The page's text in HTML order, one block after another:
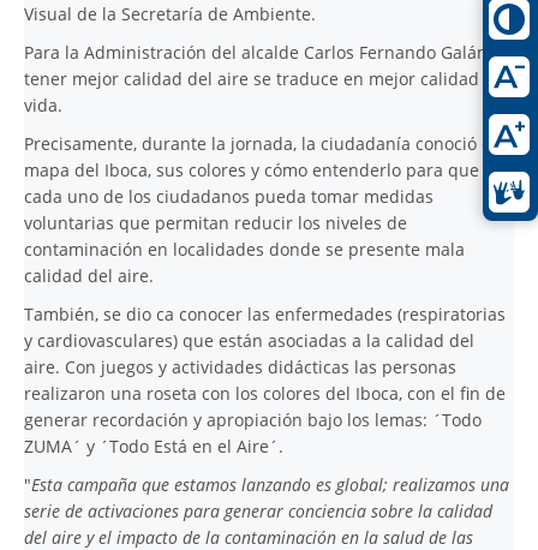
Visual de la Secretaría de Ambiente.
Para la Administración del alcalde Carlos Fernando Galán,
tener mejor calidad del aire se traduce en mejor calidad de
vida.
Precisamente, durante la jornada, la ciudadanía conoció el
mapa del Iboca, sus colores y cómo entenderlo para que
cada uno de los ciudadanos pueda tomar medidas
voluntarias que permitan reducir los niveles de
contaminación en localidades donde se presente mala
calidad del aire.
También, se dio ca conocer las enfermedades (respiratorias
y cardiovasculares) que están asociadas a la calidad del
aire. Con juegos y actividades didácticas las personas
realizaron una roseta con los colores del Iboca, con el fin de
generar recordación y apropiación bajo los lemas: ´Todo
ZUMA´ y ´Todo Está en el Aire´.
"Esta campaña que estamos lanzando es global; realizamos una
serie de activaciones para generar conciencia sobre la calidad
del aire y el impacto de la contaminación en la salud de las